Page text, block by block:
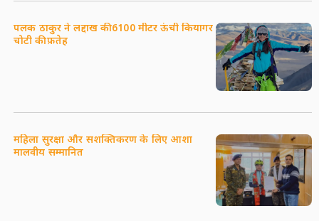
पलक ठाकुर ने लद्दाख की 6100 मीटर ऊंची कियागर
चोटी की फ़तेह
महिला सुरक्षा और सशक्तिकरण के लिए आशा
मालवीय सम्मानित